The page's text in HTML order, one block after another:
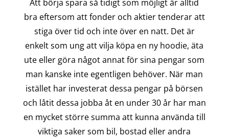
Att börja spara så tidigt som möjligt är alltid
bra eftersom att fonder och aktier tenderar att
stiga över tid och inte över en natt. Det är
enkelt som ung att vilja köpa en ny hoodie, äta
ute eller göra något annat för sina pengar som
man kanske inte egentligen behöver. När man
istället har investerat dessa pengar på börsen
och låtit dessa jobba åt en under 30 år har man
en mycket större summa att kunna använda till
viktiga saker som bil, bostad eller andra